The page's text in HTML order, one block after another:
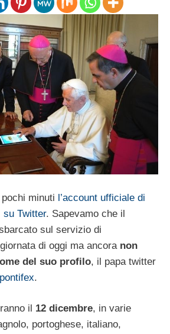
minuti l’account ufficiale di
su Twitter. Sapevamo che il
sul servizio di
di oggi ma ancora non
del suo profilo, il papa twitter
.
il 12 dicembre, in varie
portoghese, italiano,